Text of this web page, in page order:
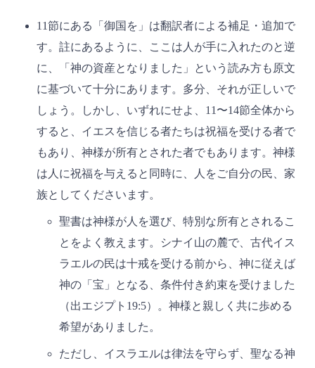
11節にある「御国を」は翻訳者による補足・追加で
す。註にあるように、ここは人が手に入れたのと逆
に、「神の資産となりました」という読み方も原文
に基づいて十分にあります。多分、それが正しいで
しょう。しかし、いずれにせよ、11〜14節全体から
すると、イエスを信じる者たちは祝福を受ける者で
もあり、神様が所有とされた者でもあります。神様
は人に祝福を与えると同時に、人をご自分の民、家
族としてくださいます。
聖書は神様が人を選び、特別な所有とされるこ
とをよく教えます。シナイ山の麓で、古代イス
ラエルの民は十戒を受ける前から、神に従えば
神の「宝」となる、条件付き約束を受けました
（出エジプト19:5）。神様と親しく共に歩める
希望がありました。
ただし、イスラエルは律法を守らず、聖なる神